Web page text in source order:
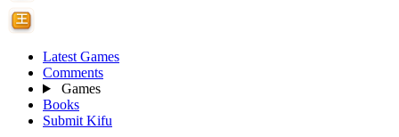
Latest Games
Comments
Games
Books
Submit Kifu